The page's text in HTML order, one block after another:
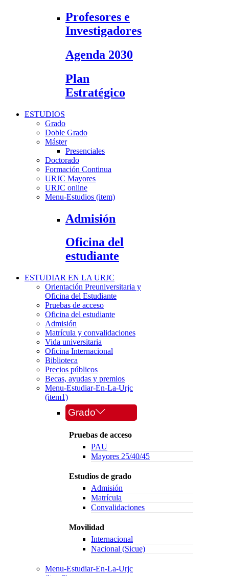
Profesores e
Investigadores
Agenda 2030
Plan
Estratégico
ESTUDIOS
Grado
Doble Grado
Máster
Presenciales
Doctorado
Formación Continua
URJC Mayores
URJC online
Menu-Estudios (item)
Admisión
Oficina del
estudiante
ESTUDIAR EN LA URJC
Orientación Preuniversitaria y
Oficina del Estudiante
Pruebas de acceso
Oficina del estudiante
Admisión
Matrícula y convalidaciones
Vida universitaria
Oficina Internacional
Biblioteca
Precios públicos
Becas, ayudas y premios
Menu-Estudiar-En-La-Urjc
(item1)
Grado
Pruebas de acceso
PAU
Mayores 25/40/45
Estudios de grado
Admisión
Matrícula
Convalidaciones
Movilidad
Internacional
Nacional (Sicue)
Menu-Estudiar-En-La-Urjc